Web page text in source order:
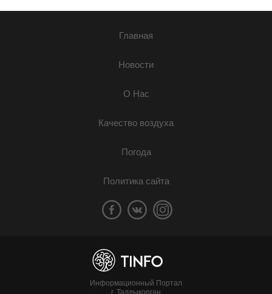
Главная
Новости
О Нас
Качество воздуха
Погода
Политика сайта
Информационный Портал
г. Талдыкорган